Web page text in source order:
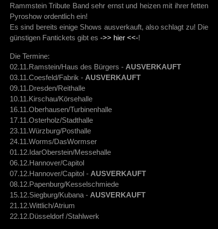
Rammstein Tribute Band sehr ernst und heizen mit ihrer fetten
Pyroshow ordentlich ein!
Es sind bereits einige Shows ausverkauft, also schlagt zu! Die
günstigen Fantickets gibt es ->> hier <<-!
Die Termine:
02.11.Ramstein/Haus des Bürgers - AUSVERKAUFT
03.11.Coesfeld/Fabrik - AUSVERKAUFT
09.11.Dresden/Reithalle
10.11.Kirschau/Körsehalle
16.11.Oberhausen/Turbinenhalle
17.11.Osterholz/Stadthalle
23.11.Würzburg/Posthalle
24.11.Worms/DasWormser
01.12.IdarOberstein/Messehalle
06.12.Hannover/Capitol
07.12.Hannover/Capitol - AUSVERKAUFT
08.12.Papenburg/Kesselschmiede
15.12.Siegburg/Kubana - AUSVERKAUFT
21.12.Wittlich/Atrium
22.12.Düsseldorf /Stahlwerk